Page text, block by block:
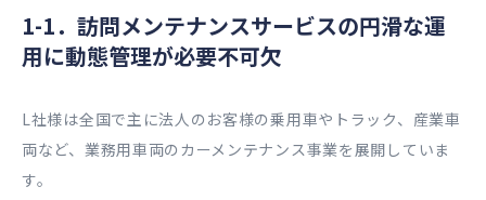
1-1．訪問メンテナンスサービスの円滑な運
用に動態管理が必要不可欠
L社様は全国で主に法人のお客様の乗用車やトラック、産業車
両など、業務用車両のカーメンテナンス事業を展開していま
す。